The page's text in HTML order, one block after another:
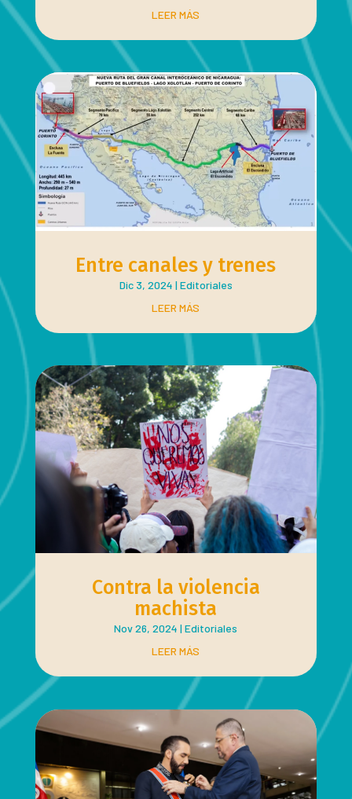
LEER MÁS
Entre canales y trenes
Dic 3, 2024 | Editoriales
LEER MÁS
Contra la violencia
machista
Nov 26, 2024 |Editoriales
LEER MÁS